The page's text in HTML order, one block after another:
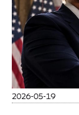
2026-05-19